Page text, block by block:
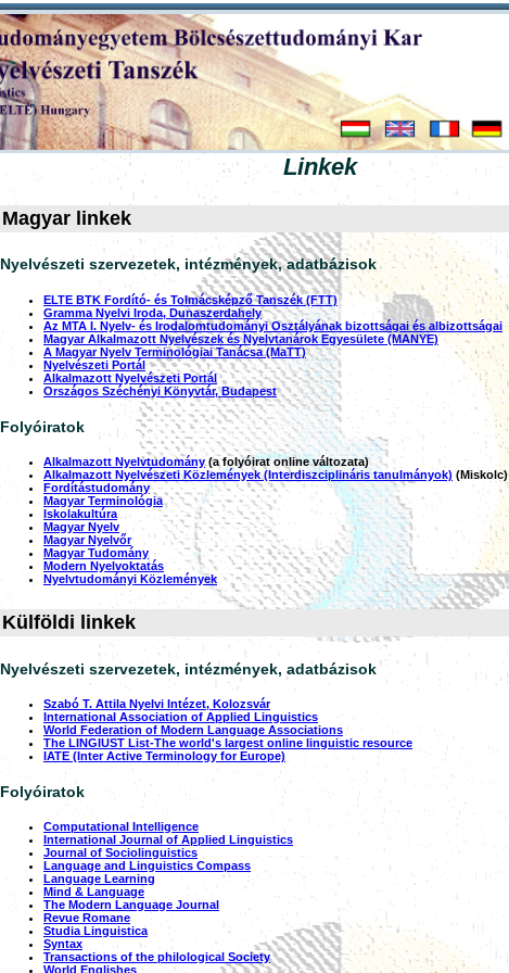
Linkek
Magyar linkek
Nyelvészeti szervezetek, intézmények, adatbázisok
ELTE BTK Fordító- és Tolmácsképző Tanszék (FTT)
Gramma Nyelvi Iroda, Dunaszerdahely
Az MTA I. Nyelv- és Irodalomtudományi Osztályának bizottságai és albizottságai
Magyar Alkalmazott Nyelvészek és Nyelvtanárok Egyesülete (MANYE)
A Magyar Nyelv Terminológiai Tanácsa (MaTT)
Nyelvészeti Portál
Alkalmazott Nyelvészeti Portál
Országos Széchényi Könyvtár, Budapest
Folyóiratok
Alkalmazott Nyelvtudomány (a folyóirat online változata)
Alkalmazott Nyelvészeti Közlemények (Interdiszciplináris tanulmányok) (Miskolc)
Fordítástudomány
Magyar Terminológia
Iskolakultúra
Magyar Nyelv
Magyar Nyelvőr
Magyar Tudomány
Modern Nyelvoktatás
Nyelvtudományi Közlemények
Külföldi linkek
Nyelvészeti szervezetek, intézmények, adatbázisok
Szabó T. Attila Nyelvi Intézet, Kolozsvár
International Association of Applied Linguistics
World Federation of Modern Language Associations
The LINGIUST List-The world's largest online linguistic resource
IATE (Inter Active Terminology for Europe)
Folyóiratok
Computational Intelligence
International Journal of Applied Linguistics
Journal of Sociolinguistics
Language and Linguistics Compass
Language Learning
Mind & Language
The Modern Language Journal
Revue Romane
Studia Linguistica
Syntax
Transactions of the philological Society
World Englishes